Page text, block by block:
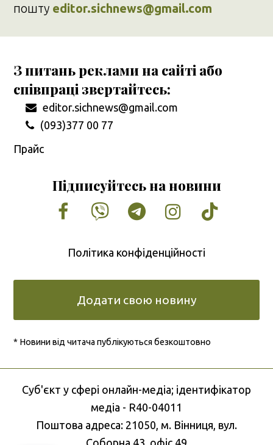
пошту editor.sichnews@gmail.com
З питань реклами на сайті або
співпраці звертайтесь:
editor.sichnews@gmail.com
(093)377 00 77
Прайс
Підписуйтесь на новини
Facebook
VimeoTumblrInstagram
Tiktok
Політика конфіденційності
Додати свою новину
* Новини від читача публікуються безкоштовно
Cуб'єкт у сфері онлайн-медіа; ідентифікатор
медіа - R40-04011
Поштова адреса: 21050, м. Вінниця, вул.
Соборна 43, офіс 49